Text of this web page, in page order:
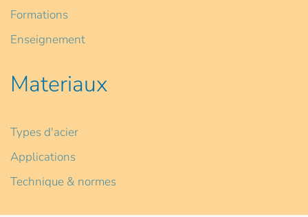
Formations
Enseignement
Materiaux
Types d'acier
Applications
Technique & normes